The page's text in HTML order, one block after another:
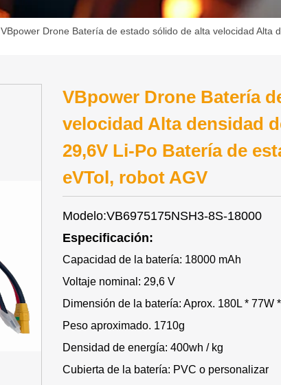
VBpower Drone Batería de estado sólido de alta velocidad Alta
VBpower Drone Batería
velocidad Alta densidad
29,6V Li-Po Batería de
eVTol, robot AGV
Modelo:VB6975175NSH3-8S-18000
Especificación:
Capacidad de la batería: 18000 mAh
Voltaje nominal: 29,6 V
Dimensión de la batería: Aprox. 180L * 77W
Peso aproximado. 1710g
Densidad de energía: 400wh / kg
Cubierta de la batería: PVC o personalizar